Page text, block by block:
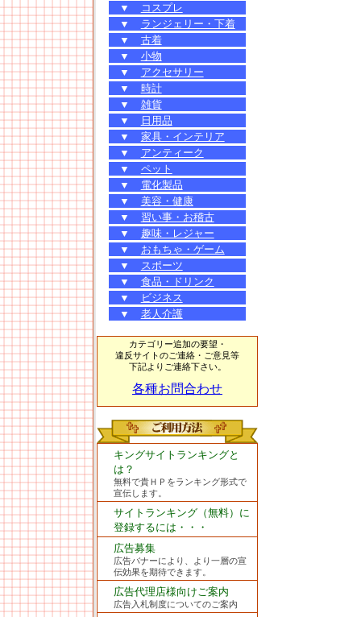
▼
コスプレ
▼
ランジェリー・下着
▼
古着
▼
小物
▼
アクセサリー
▼
時計
▼
雑貨
▼
日用品
▼
家具・インテリア
▼
アンティーク
▼
ペット
▼
電化製品
▼
美容・健康
▼
習い事・お稽古
▼
趣味・レジャー
▼
おもちゃ・ゲーム
▼
スポーツ
▼
食品・ドリンク
▼
ビジネス
▼
老人介護
カテゴリー追加の要望・
違反サイトのご連絡・ご意見等
下記よりご連絡下さい。
各種お問合わせ
キングサイトランキングと
は？
無料で貴ＨＰをランキング形式で
宣伝します。
サイトランキング（無料）に
登録するには・・・
広告募集
広告バナーにより、より一層の宣
伝効果を期待できます。
広告代理店様向けご案内
広告入札制度についてのご案内